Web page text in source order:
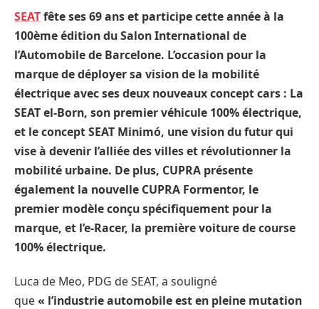
SEATfête ses 69 ans et participe cette année à la
100ème édition du Salon International de
l’Automobile de Barcelone. L’occasion pour la
marque de déployer sa vision de la mobilité
électrique avec ses deux nouveaux concept cars : La
SEAT el-Born, son premier véhicule 100% électrique,
et le concept SEAT Minimó, une vision du futur qui
vise à devenir l’alliée des villes et révolutionner la
mobilité urbaine. De plus, CUPRA présente
également la nouvelle CUPRA Formentor, le
premier modèle conçu spécifiquement pour la
marque, et l’e-Racer, la première voiture de course
100% électrique.
Luca de Meo, PDG de SEAT, a souligné
que« l’industrie automobile est en pleine mutation